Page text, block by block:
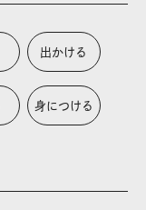
出かける
身につける